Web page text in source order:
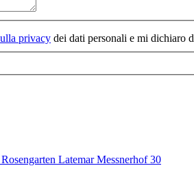
privacy dei dati personali e mi dichiaro